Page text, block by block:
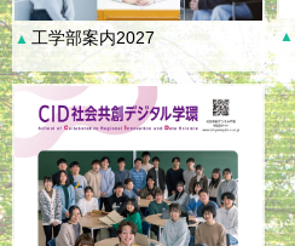
▲ 工学部案内2027 ▲